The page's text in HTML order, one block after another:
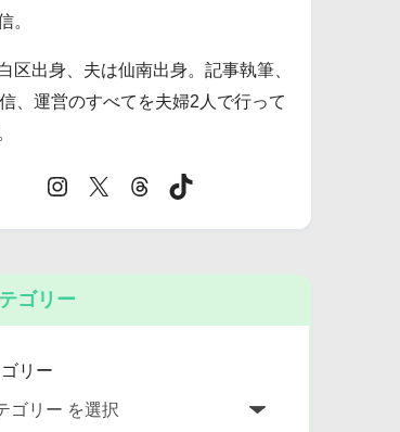
。
区出身、夫は仙南出身。記事執筆、
、運営のすべてを夫婦2人で行って
ゴリー
リー